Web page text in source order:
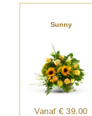
Sunny
Vanaf € 39.00